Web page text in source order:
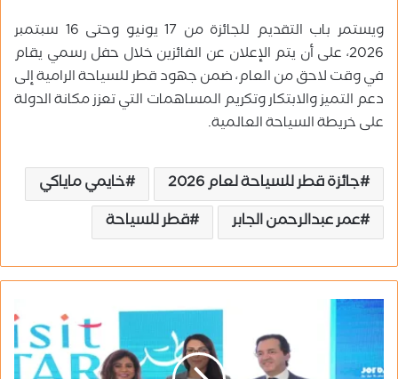
ويستمر باب التقديم للجائزة من 17 يونيو وحتى 16 سبتمبر
2026، على أن يتم الإعلان عن الفائزين خلال حفل رسمي يقام
في وقت لاحق من العام، ضمن جهود قطر للسياحة الرامية إلى
دعم التميز والابتكار وتكريم المساهمات التي تعزز مكانة الدولة
على خريطة السياحة العالمية.
جائزة قطر للسياحة لعام 2026
خايمي ماياكي
عمر عبدالرحمن الجابر
قطر للسياحة